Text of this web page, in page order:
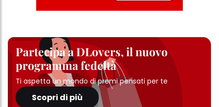
Partecipa a DLovers, il nuovo
programma fedeltà
Ti aspetta un mondo di premi pensati per te
Scopri di più